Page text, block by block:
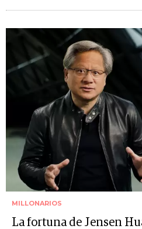
MILLONARIOS
La fortuna de Jensen